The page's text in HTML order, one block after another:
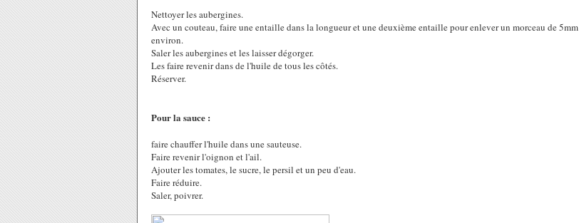
Nettoyer les aubergines.
Avec un couteau, faire une entaille dans la longueur et une deuxième entaille pour enlever un morceau de 5mm
environ.
Saler les aubergines et les laisser dégorger.
Les faire revenir dans de l'huile de tous les côtés.
Réserver.
Pour la sauce :
faire chauffer l'huile dans une sauteuse.
Faire revenir l'oignon et l'ail.
Ajouter les tomates, le sucre, le persil et un peu d'eau.
Faire réduire.
Saler, poivrer.